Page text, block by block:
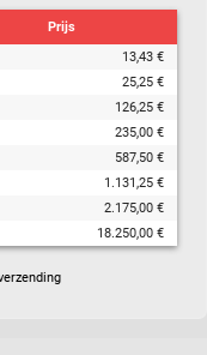
Prijs
13,43 €
25,25 €
126,25 €
235,00 €
587,50 €
1.131,25 €
2.175,00 €
18.250,00 €